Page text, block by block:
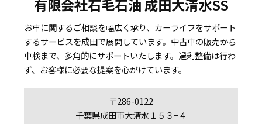
有限会社石毛石油 成田大清水SS
お車に関するご相談を幅広く承り、カーライフをサポート
するサービスを成田で展開しています。中古車の販売から
車検まで、多角的にサポートいたします。過剰整備は行わ
ず、お客様に必要な提案を心がけています。
〒286-0122
千葉県成田市大清水１５３−４